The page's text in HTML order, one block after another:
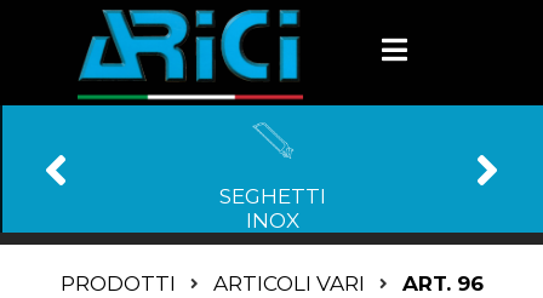
SEGHETTI
INOX
PRODOTTI ARTICOLI VARI ART. 96